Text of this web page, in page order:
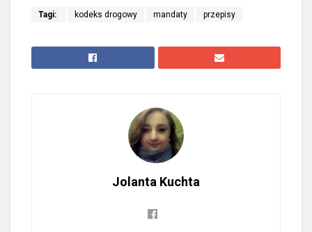
Tagi: kodeks drogowy mandaty przepisy
Jolanta Kuchta